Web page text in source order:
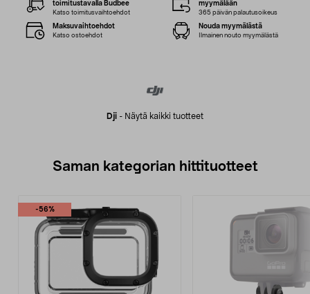
Dji - Näytä kaikki tuotteet
toimitustavalla Budbee
Katso toimitusvaihtoehdot
myymälään
365 päivän palautusoikeus
Maksuvaihtoehdot
Katso ostoehdot
Nouda myymälästä
Ilmainen nouto myymälästä
Saman kategorian hittituotteet
-56%